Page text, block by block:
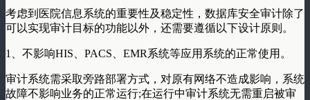
考虑到医院信息系统的重要性及稳定性，数据库安全审计除了
可以实现审计目标的功能以外，还需要遵循以下设计原则。
1、不影响HIS、PACS、EMR系统等应用系统的正常使用。
审计系统需采取旁路部署方式，对原有网络不造成影响，系统
故障不影响业务的正常运行;在运行中审计系统无需重启被审